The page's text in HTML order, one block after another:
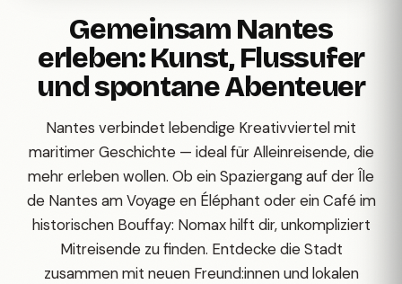
Gemeinsam Nantes
erleben: Kunst, Flussufer
und spontane Abenteuer
Nantes verbindet lebendige Kreativviertel mit
maritimer Geschichte — ideal für Alleinreisende, die
mehr erleben wollen. Ob ein Spaziergang auf der Île
de Nantes am Voyage en Éléphant oder ein Café im
historischen Bouffay: Nomax hilft dir, unkompliziert
Mitreisende zu finden. Entdecke die Stadt
zusammen mit neuen Freund:innen und lokalen